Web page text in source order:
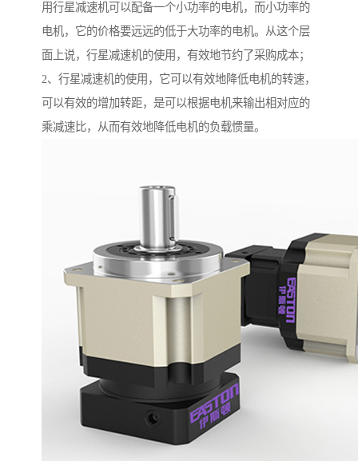
用行星减速机可以配备一个小功率的电机，而小功率的
电机，它的价格要远远的低于大功率的电机。从这个层
面上说，行星减速机的使用，有效地节约了采购成本；
2、行星减速机的使用，它可以有效地降低电机的转速，
可以有效的增加转距，是可以根据电机来输出相对应的
乘减速比，从而有效地降低电机的负载惯量。